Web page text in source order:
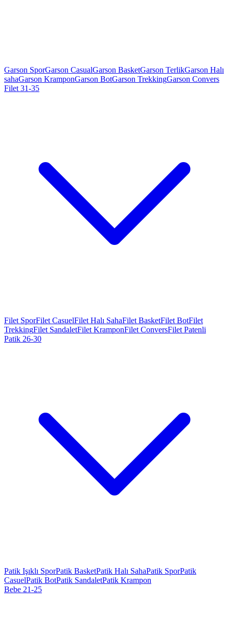
Garson SporGarson CasualGarson BasketGarson TerlikGarson Halı
sahaGarson KramponGarson BotGarson TrekkingGarson Convers
Filet 31-35
Filet SporFilet CasuelFilet Halı SahaFilet BasketFilet BotFilet
TrekkingFilet SandaletFilet KramponFilet ConversFilet Patenli
Patik 26-30
Patik Işıklı SporPatik BasketPatik Halı SahaPatik SporPatik
CasuelPatik BotPatik SandaletPatik Krampon
Bebe 21-25